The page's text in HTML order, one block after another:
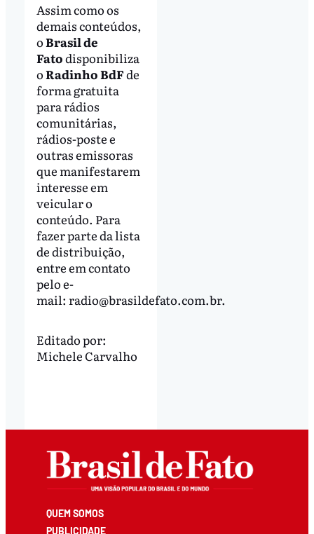
Assim como os
demais conteúdos,
oBrasil de
Fatodisponibiliza
oRadinho BdFde
forma gratuita
para rádios
comunitárias,
rádios-poste e
outras emissoras
que manifestarem
interesse em
veicular o
conteúdo. Para
fazer parte da lista
de distribuição,
entre em contato
pelo e-
mail: radio@brasildefato.com.br.
Editado por:
Michele Carvalho
QUEM SOMOS
PUBLICIDADE